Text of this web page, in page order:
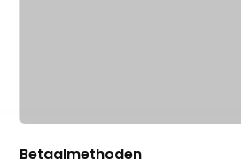
Betaalmethoden